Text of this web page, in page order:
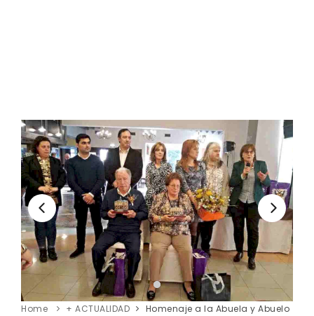
Home + ACTUALIDAD
Homenaje a la Abuela y Abuelo